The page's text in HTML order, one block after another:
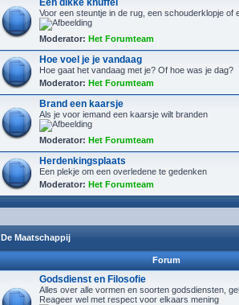
Een dikke knuffel
Voor een steuntje in de rug, een schouderklopje of
Moderator: Het Forumteam
Hoe voel je je vandaag
Hoe gaat het vandaag met je? Of hoe was je dag?
Moderator: Het Forumteam
Brand een kaarsje
Als je voor iemand een kaarsje wilt branden
Moderator: Het Forumteam
Herdenkingsplaats
Een plekje om een overledene te gedenken
Moderator: Het Forumteam
De Maatschappij
Forum
Godsdienst en Filosofie
Alles over alle vormen en soorten godsdiensten,
Reageer wel met respect voor elkaars mening